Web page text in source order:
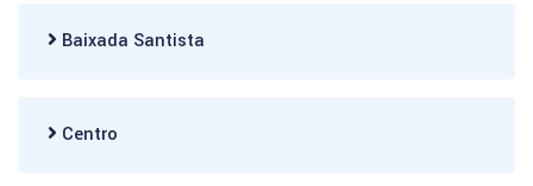
Baixada Santista
Centro